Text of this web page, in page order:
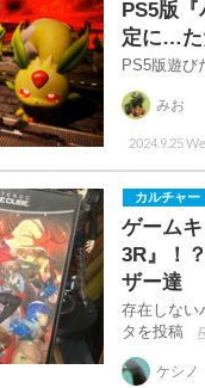
PS5版
定に…た
PS5版遊び
2024.9.25
みお
カルチャー
ゲーム
3R』！
ザー達
存在しない
タを投稿
ケシノ